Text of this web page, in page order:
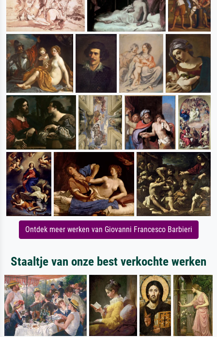
Ontdek meer werken van Giovanni Francesco Barbieri
Staaltje van onze best verkochte werken